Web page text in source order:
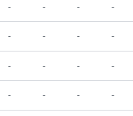
- - - -
- - - -
- - - -
- - - -